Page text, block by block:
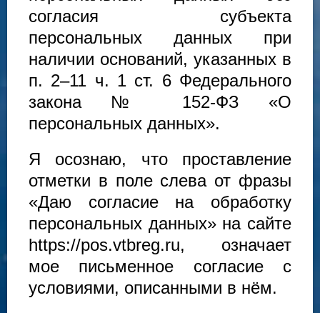
согласия субъекта
персональных данных при
наличии оснований, указанных в
п. 2–11 ч. 1 ст. 6 Федерального
закона № 152-ФЗ «О
персональных данных».
Я осознаю, что проставление
отметки в поле слева от фразы
«Даю согласие на обработку
персональных данных» на сайте
https://pos.vtbreg.ru, означает
мое письменное согласие с
условиями, описанными в нём.